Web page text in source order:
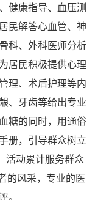
健康指导、血压测
民解答心血管、神
科、外科医师分析
居民积极提供心理
理、术后护理等内
、牙齿等给出专业
糖的同时，用通俗
册，引导群众树立
活动累计服务群众
的风采，专业的医
。